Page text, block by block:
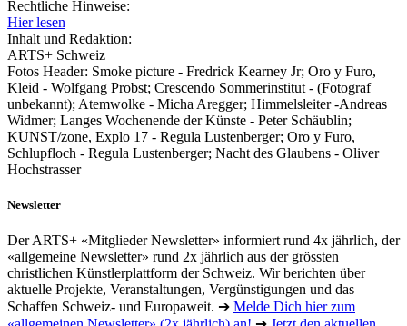
Rechtliche Hinweise:
Hier lesen
Inhalt und Redaktion:
ARTS+ Schweiz
Fotos Header: Smoke picture - Fredrick Kearney Jr; Oro y Furo,
Kleid - Wolfgang Probst; Crescendo Sommerinstitut - (Fotograf
unbekannt); Atemwolke - Micha Aregger; Himmelsleiter -Andreas
Widmer; Langes Wochenende der Künste - Peter Schäublin;
KUNST/zone, Explo 17 - Regula Lustenberger; Oro y Furo,
Schlupfloch - Regula Lustenberger; Nacht des Glaubens - Oliver
Hochstrasser
Newsletter
Der ARTS+ «Mitglieder Newsletter» informiert rund 4x jährlich, der
«allgemeine Newsletter» rund 2x jährlich aus der grössten
christlichen Künstlerplattform der Schweiz. Wir berichten über
aktuelle Projekte, Veranstaltungen, Vergünstigungen und das
Schaffen Schweiz- und Europaweit. ➔ Melde Dich hier zum